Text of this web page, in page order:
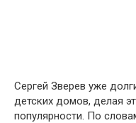
Сергей Зверев уже
детских домов, делая
популярности. По